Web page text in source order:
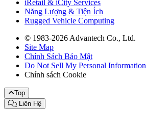
iRetail & iCity Services
Năng Lượng & Tiện Ích
Rugged Vehicle Computing
© 1983-2026 Advantech Co., Ltd.
Site Map
Chính Sách Bảo Mật
Do Not Sell My Personal Information
Chính sách Cookie
Top
Liên Hệ